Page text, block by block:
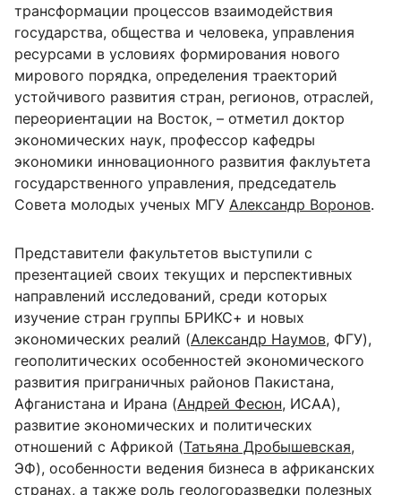
трансформации процессов взаимодействия
государства, общества и человека, управления
ресурсами в условиях формирования нового
мирового порядка, определения траекторий
устойчивого развития стран, регионов, отраслей,
переориентации на Восток, – отметил доктор
экономических наук, профессор кафедры
экономики инновационного развития факлуьтета
государственного управления, председатель
Совета молодых ученых МГУ Александр Воронов.
Представители факультетов выступили с
презентацией своих текущих и перспективных
направлений исследований, среди которых
изучение стран группы БРИКС+ и новых
экономических реалий (Александр Наумов, ФГУ),
геополитических особенностей экономического
развития приграничных районов Пакистана,
Афганистана и Ирана (Андрей Фесюн, ИСАА),
развитие экономических и политических
отношений с Африкой (Татьяна Дробышевская,
ЭФ), особенности ведения бизнеса в африканских
странах, а также роль геологоразведки полезных